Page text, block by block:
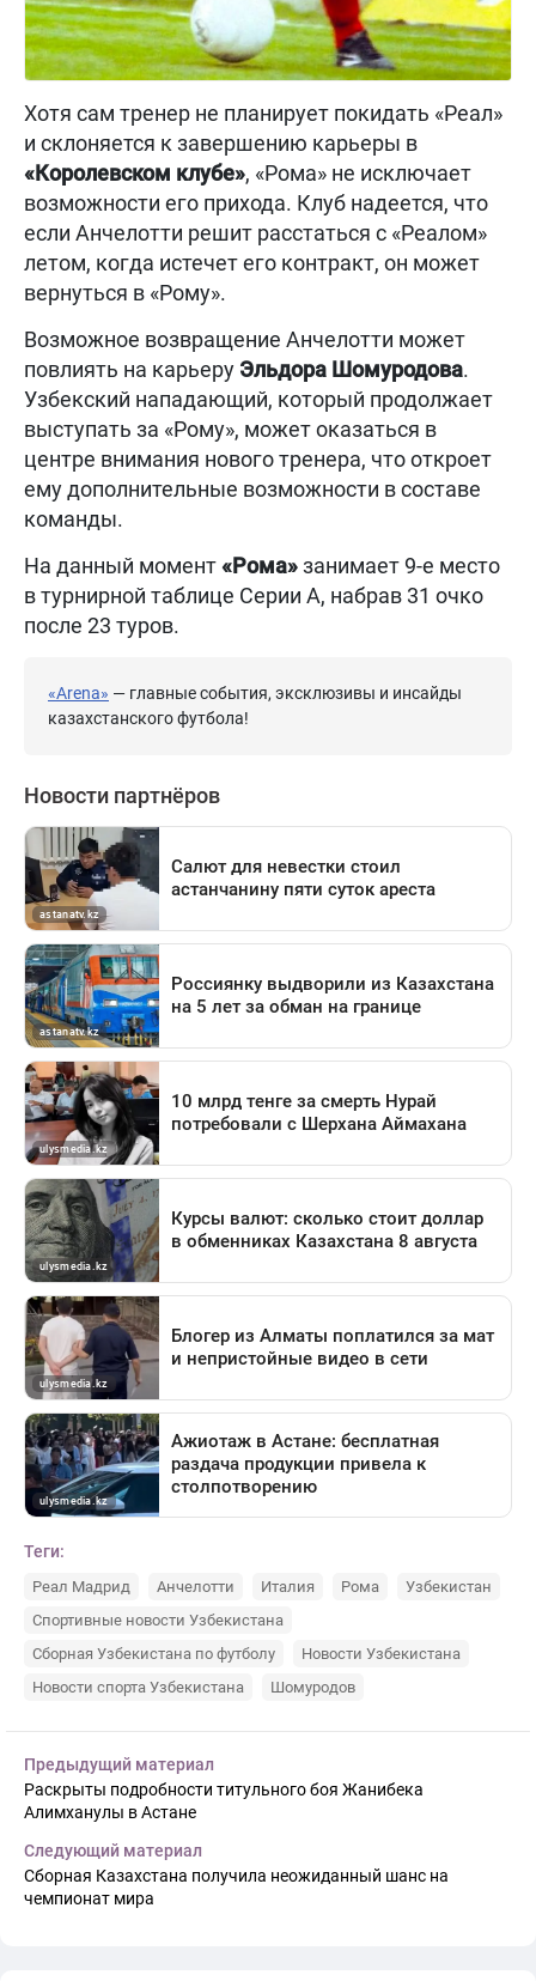
Хотя сам тренер не планирует покидать «Реал»
и склоняется к завершению карьеры в
«Королевском клубе», «Рома» не исключает
возможности его прихода. Клуб надеется, что
если Анчелотти решит расстаться с «Реалом»
летом, когда истечет его контракт, он может
вернуться в «Рому».
Возможное возвращение Анчелотти может
повлиять на карьеру Эльдора Шомуродова.
Узбекский нападающий, который продолжает
выступать за «Рому», может оказаться в
центре внимания нового тренера, что откроет
ему дополнительные возможности в составе
команды.
На данный момент«Рома»занимает 9-е место
в турнирной таблице Серии А, набрав 31 очко
после 23 туров.
«Arena» — главные события, эксклюзивы и инсайды
казахстанского футбола!
Теги:
Реал Мадрид Анчелотти Италия Рома
Узбекистан
Спортивные новости Узбекистана
Сборная Узбекистана по футболу
Новости Узбекистана
Новости спорта Узбекистана
Шомуродов
Предыдущий материал
Раскрыты подробности титульного боя Жанибека
Алимханулы в Астане
Следующий материал
Сборная Казахстана получила неожиданный шанс на
чемпионат мира